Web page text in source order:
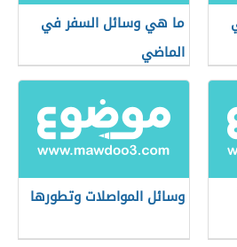
ما هي وسائل السفر في
الماضي
وسائل المواصلات وتطورها